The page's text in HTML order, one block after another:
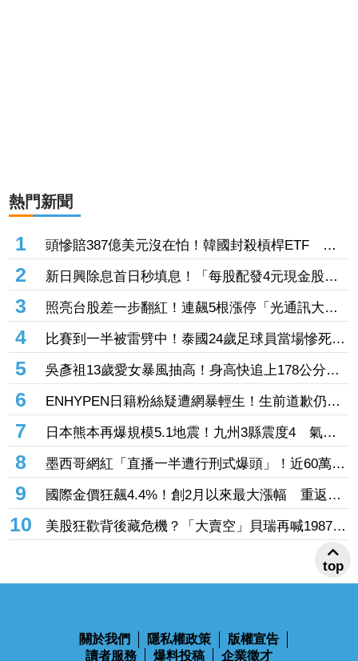
熱門新聞
1
頭慘賠387億美元沒在怕！韓國封殺槓桿ETF 散
戶殺紅眼「越洋狂買SOXL」股民看傻：要去教訓
華爾街了嗎
2
新日興除息首日秒填息！「每股配發4元現金股
利」盤中漲逾3%
3
照亮台股差一步翻紅！連飆5根漲停「光通訊大
廠」超預期5億營收締新猷 光電股4檔登頂
4
比賽到一半被雷劈中！泰國24歲足球員當場慘死
球迷湧社群平台哀悼
5
吳彥祖13歲愛女暴風抽高！身高快追上178公分名
模媽 網驚撞臉韓團成員
6
ENHYPEN日籍粉絲疑遭網暴輕生！生前道歉仍止
不住攻擊 好友悲痛證實死訊
7
日本熊本再爆規模5.1地震！九州3縣震度4 氣象
廳：無海嘯疑慮
8
墨西哥網紅「直播一半遭行刑式爆頭」！近60萬粉
絲目睹 2槍手騎車逃逸
9
國際金價狂飆4.4%！創2月以來最大漲幅 重返
4250美元關卡
10
美股狂歡背後藏危機？「大賣空」貝瑞再喊1987式
崩盤 股民狂酸：美國老蘇又來了
關於我們 隱私權政策
版權宣告
讀者服務
爆料投稿 企業徵才
top